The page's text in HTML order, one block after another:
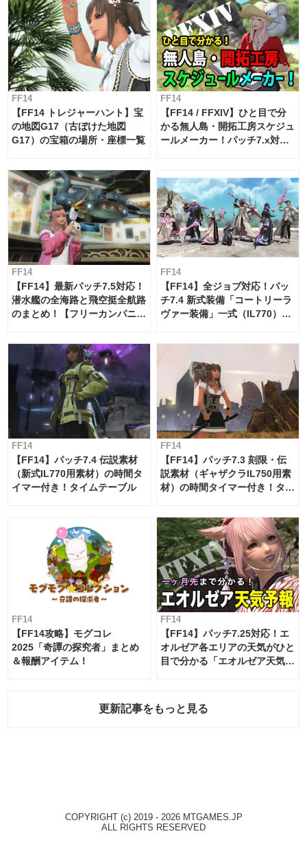
FF14
【FF14 トレジャーハント】宝
の地図G17（古ぼけた地図
G17）の宝箱の場所・座標一覧
FF14
【FF14 / FFXIV】ひと目で分
かる無人島・開拓工房スケジュ
ールメーカー！パッチ7.x対応
FF14
【FF14】最新パッチ7.5対応！
潜水艦の全海路と飛空挺全航路
のまとめ！【フリーカンパニ
FF14
【FF14】全ジョブ対応！パッ
チ7.4 新式装備「コートリーラ
ヴァー装備」一式（IL770）の
FF14
【FF14】パッチ7.4 伝説素材
（新式IL770用素材）の時間タ
イマー付き！タイムテーブル
FF14
【FF14】パッチ7.3 刻限・伝
説素材（ギャザクラIL750用素
材）の時間タイマー付き！タイ
FF14
【FF14攻略】モグコレ
2025「奇譚の探究者」まとめ
＆報酬アイテム！
FF14
【FF14】パッチ7.25対応！エ
オルゼア各エリアの天気がひと
目で分かる「エオルゼア天気予
更新記事をもっと見る
COPYRIGHT (c) 2019 - 2026 MTGAMES.JP
ALL RIGHTS RESERVED